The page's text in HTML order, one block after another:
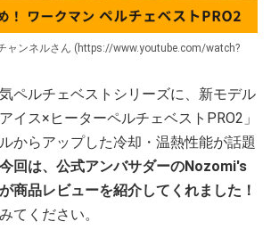
ャンネルさん (https://www.youtube.com/watch?
ペルチェベストシリーズに、新モデル
イス×ヒーターペルチェベストPRO2」
からアップした冷却・温熱性能が話題
今回は、公式アンバサダーのNozomi's
商品レビューを紹介してくれました！
てください。